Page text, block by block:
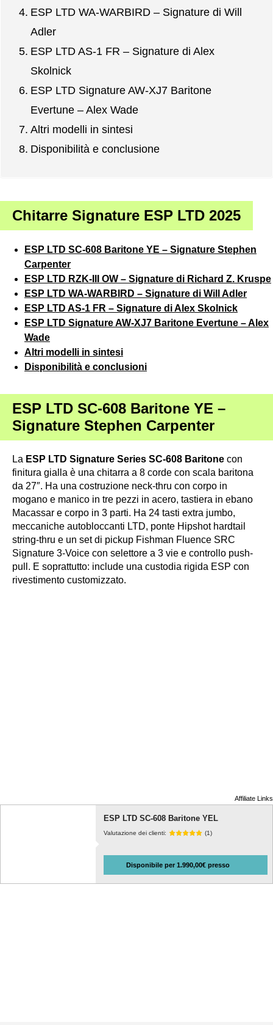
ESP LTD WA-WARBIRD – Signature di Will
Adler
ESP LTD AS-1 FR – Signature di Alex
Skolnick
ESP LTD Signature AW-XJ7 Baritone
Evertune – Alex Wade
Altri modelli in sintesi
Disponibilità e conclusione
Chitarre Signature ESP LTD 2025
ESP LTD SC-608 Baritone YE – Signature Stephen
Carpenter
ESP LTD RZK-III OW – Signature di Richard Z. Kruspe
ESP LTD WA-WARBIRD – Signature di Will Adler
ESP LTD AS-1 FR – Signature di Alex Skolnick
ESP LTD Signature AW-XJ7 Baritone Evertune – Alex
Wade
Altri modelli in sintesi
Disponibilità e conclusioni
ESP LTD SC-608 Baritone YE –
Signature Stephen Carpenter
La ESP LTD Signature Series SC-608 Baritone con
finitura gialla è una chitarra a 8 corde con scala baritona
da 27″. Ha una costruzione neck-thru con corpo in
mogano e manico in tre pezzi in acero, tastiera in ebano
Macassar e corpo in 3 parti. Ha 24 tasti extra jumbo,
meccaniche autobloccanti LTD, ponte Hipshot hardtail
string-thru e un set di pickup Fishman Fluence SRC
Signature 3-Voice con selettore a 3 vie e controllo push-
pull. E soprattutto: include una custodia rigida ESP con
rivestimento customizzato.
Affiliate Links
ESP LTD SC-608 Baritone YEL
Valutazione dei clienti: (1)
Disponibile per 1.990,00€ presso